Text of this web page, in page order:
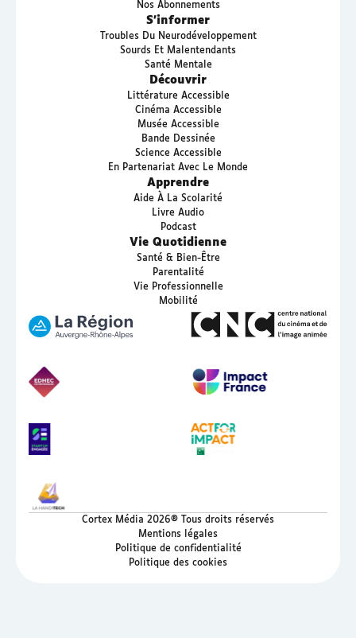
Nos Abonnements
S’informer
Troubles Du Neurodéveloppement
Sourds Et Malentendants
Santé Mentale
Découvrir
Littérature Accessible
Cinéma Accessible
Musée Accessible
Bande Dessinée
Science Accessible
En Partenariat Avec Le Monde
Apprendre
Aide À La Scolarité
Livre Audio
Podcast
Vie Quotidienne
Santé & Bien-Être
Parentalité
Vie Professionnelle
Mobilité
Cortex Média 2026® Tous droits réservés
Mentions légales
Politique de confidentialité
Politique des cookies